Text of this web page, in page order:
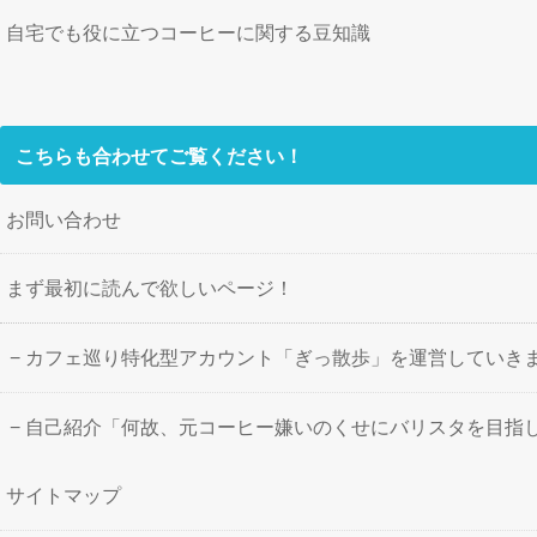
自宅でも役に立つコーヒーに関する豆知識
こちらも合わせてご覧ください！
お問い合わせ
まず最初に読んで欲しいページ！
カフェ巡り特化型アカウント「ぎっ散歩」を運営していき
自己紹介「何故、元コーヒー嫌いのくせにバリスタを目指
サイトマップ